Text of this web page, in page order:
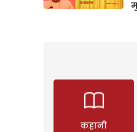
कहानी